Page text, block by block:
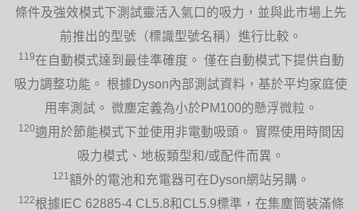
條件及強效模式下測試靈活入氣口的吸力，並與此市場上先
前推出的型號（標識型號名稱）進行比較。
119在自動模式達到最佳準確度。 僅在自動模式下提供自動
吸力調整功能。 根據Dyson內部測試資料，基於平均家庭使
用率測試。 微塵定義為小於PM100的懸浮微粒。
120適用於節能模式下並使用非電動吸頭。 實際使用時間因
吸力模式、地板類型和/或配件而異。
121 額外的電池和充電器可在Dyson網站另購。
122根據IEC 62885-4 CL5.8和CL5.9標準，在集塵筒裝滿條